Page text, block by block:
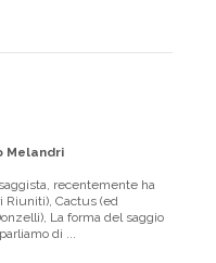
Melandri
recentemente ha
Riuniti), Cactus (ed
La forma del saggio
di ...